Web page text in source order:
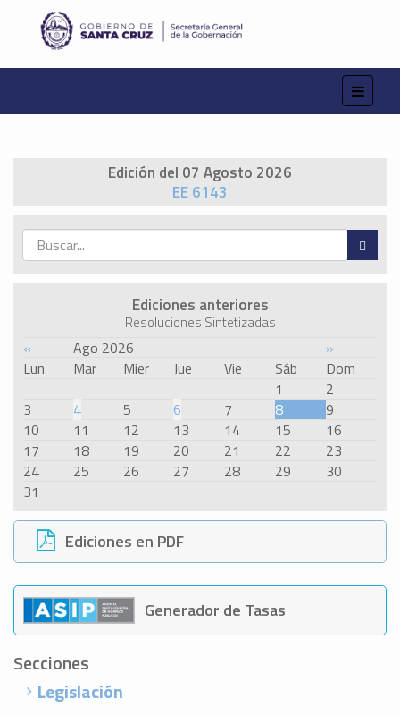
Edición del 07 Agosto 2026
EE 6143
Ediciones anteriores
Resoluciones Sintetizadas
« Ago 2026
»
Lun
Mar Mier Jue Vie Sáb
Dom
1
2
3
4 5 6 7 8
9
10
11 12 13 14 15
16
17
18 19 20 21 22
23
24
25 26 27 28 29
30
31
Ediciones en PDF
Generador de Tasas
Secciones
Legislación